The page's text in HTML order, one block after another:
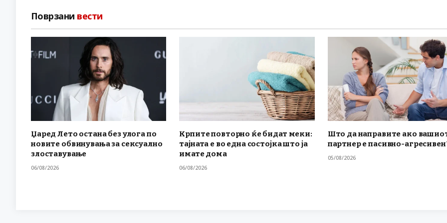
Поврзани вести
Џаред Лето остана без улога по
новите обвинувања за сексуално
злоставување
06/08/2026
Крпите повторно ќе бидат меки:
тајната е во една состојка што ја
имате дома
06/08/2026
Што да направите ако
партнер е пасивно-
05/08/2026